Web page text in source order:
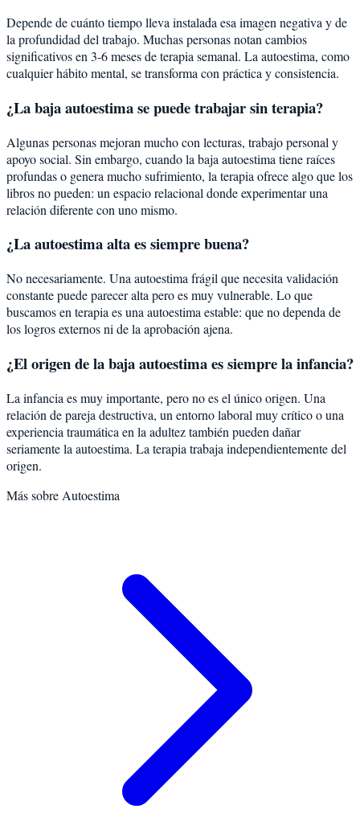
Depende de cuánto tiempo lleva instalada esa imagen negativa y de
la profundidad del trabajo. Muchas personas notan cambios
significativos en 3-6 meses de terapia semanal. La autoestima, como
cualquier hábito mental, se transforma con práctica y consistencia.
¿La baja autoestima se puede trabajar sin terapia?
Algunas personas mejoran mucho con lecturas, trabajo personal y
apoyo social. Sin embargo, cuando la baja autoestima tiene raíces
profundas o genera mucho sufrimiento, la terapia ofrece algo que los
libros no pueden: un espacio relacional donde experimentar una
relación diferente con uno mismo.
¿La autoestima alta es siempre buena?
No necesariamente. Una autoestima frágil que necesita validación
constante puede parecer alta pero es muy vulnerable. Lo que
buscamos en terapia es una autoestima estable: que no dependa de
los logros externos ni de la aprobación ajena.
¿El origen de la baja autoestima es siempre la infancia?
La infancia es muy importante, pero no es el único origen. Una
relación de pareja destructiva, un entorno laboral muy crítico o una
experiencia traumática en la adultez también pueden dañar
seriamente la autoestima. La terapia trabaja independientemente del
origen.
Más sobre Autoestima